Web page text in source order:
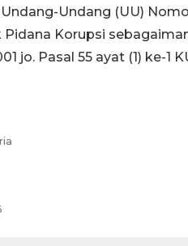
Undang-Undang (UU)
Pidana Korupsi
jo. Pasal 55 ayat (1) ke-1